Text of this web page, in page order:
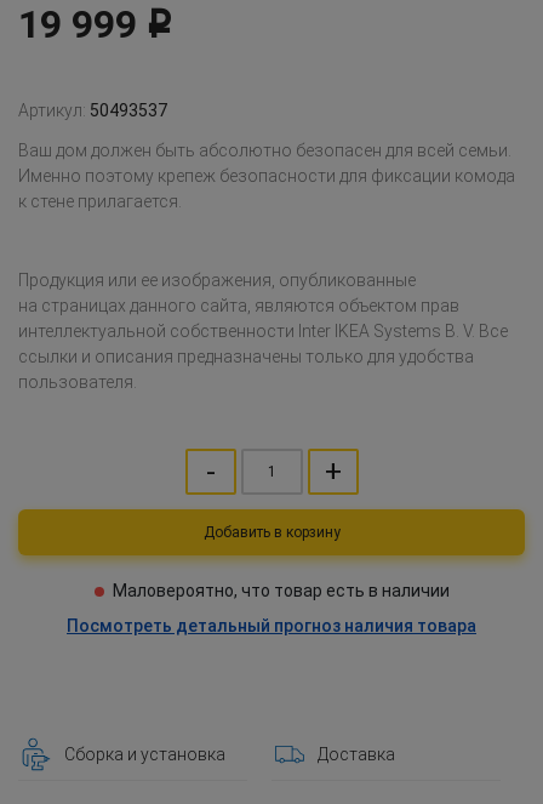
19 999 Р
Артикул: 50493537
Ваш дом должен быть абсолютно безопасен для всей семьи.
Именно поэтому крепеж безопасности для фиксации комода
к стене прилагается.
Продукция или ее изображения, опубликованные
на страницах данного сайта, являются объектом прав
интеллектуальной собственности Inter IKEA Systems B. V. Все
ссылки и описания предназначены только для удобства
пользователя.
- +
Добавить в корзину
Маловероятно, что товар есть в наличии
Посмотреть детальный прогноз наличия товара
Сборка и установка Доставка